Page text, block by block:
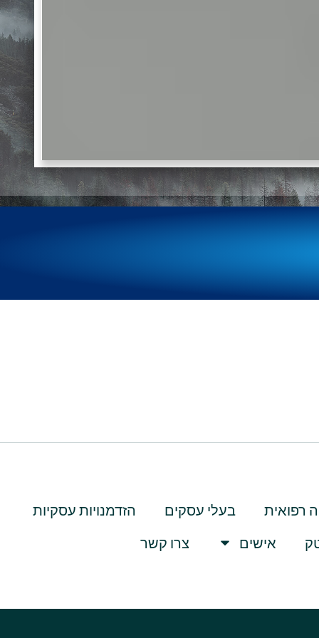
רפואית בעלי עסקים
הזדמנויות עסקיות
אישים צרו קשר